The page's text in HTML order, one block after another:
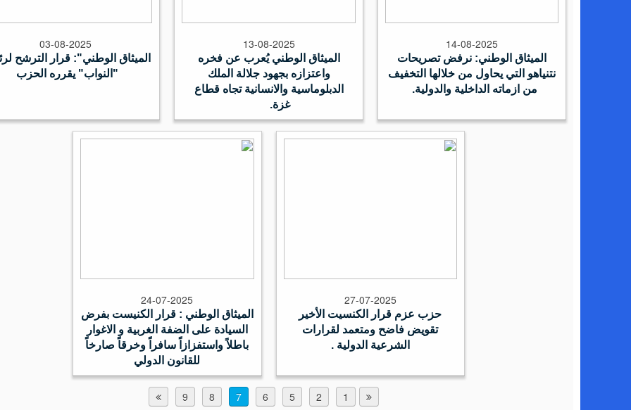
14-08-2025
الميثاق الوطني: نرفض تصريحات
نتنياهو التي يحاول من خلالها التخفيف
من ازماته الداخلية والدولية.
13-08-2025
الميثاق الوطني يُعرب عن فخره
واعتزازه بجهود جلالة الملك
الدبلوماسية والانسانية تجاه قطاع
غزة.
03-08-2025
الميثاق الوطني": قرار الترشح
"النواب" يقرره الحزب
27-07-2025
حزب عزم قرار الكنسيت الأخير
تقويض فاضح ومتعمد لقرارات
الشرعية الدولية .
24-07-2025
الميثاق الوطني : قرار الكنيست بفرض
السيادة على الضفة الغربية و الاغوار
باطلاً واستفزازاً سافراً وخرقاً صارخاً
للقانون الدولي
1
2
5
6
7
8
9